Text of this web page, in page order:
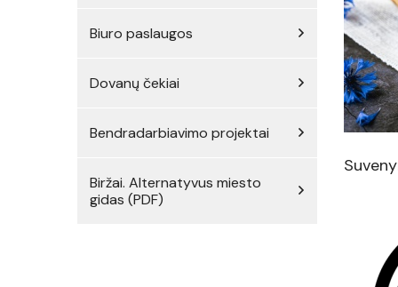
Biuro paslaugos
Dovanų čekiai
Bendradarbiavimo projektai
Biržai. Alternatyvus miesto
gidas (PDF)